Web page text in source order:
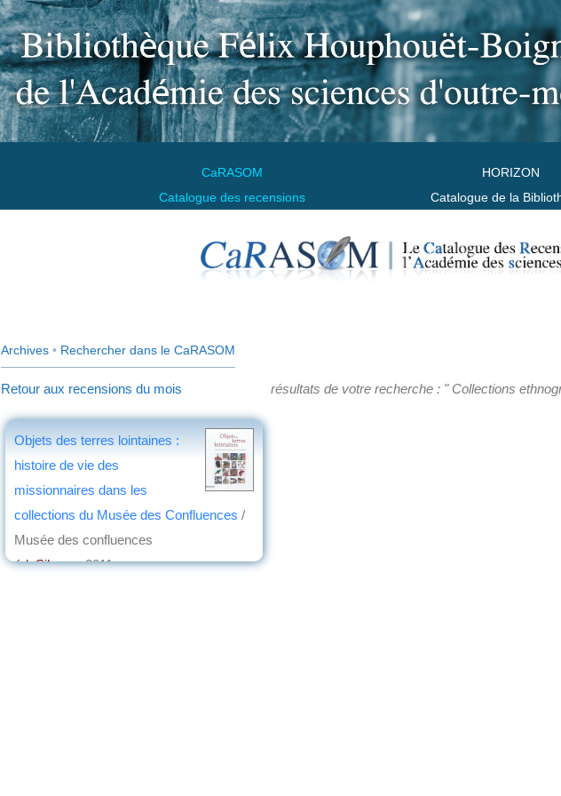
CaRASOM
Catalogue des recensions
HORIZON
Catalogue de la
Archives • Rechercher dans le CaRASOM
Retour aux recensions du mois résultats de votre recherche : " Collections
Objets des terres lointaines :
histoire de vie des
missionnaires dans les
collections du Musée des Confluences /
Musée des confluences
éd. Silvana, 2011